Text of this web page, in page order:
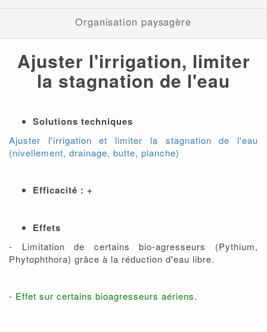
Organisation paysagère
Ajuster l'irrigation, limiter
la stagnation de l'eau
Solutions techniques
Ajuster l'irrigation et limiter la stagnation de l'eau
(nivellement, drainage, butte, planche)
Efficacité : +
Effets
- Limitation de certains bio-agresseurs (Pythium,
Phytophthora) grâce à la réduction d'eau libre.
- Effet sur certains bioagresseurs aériens.